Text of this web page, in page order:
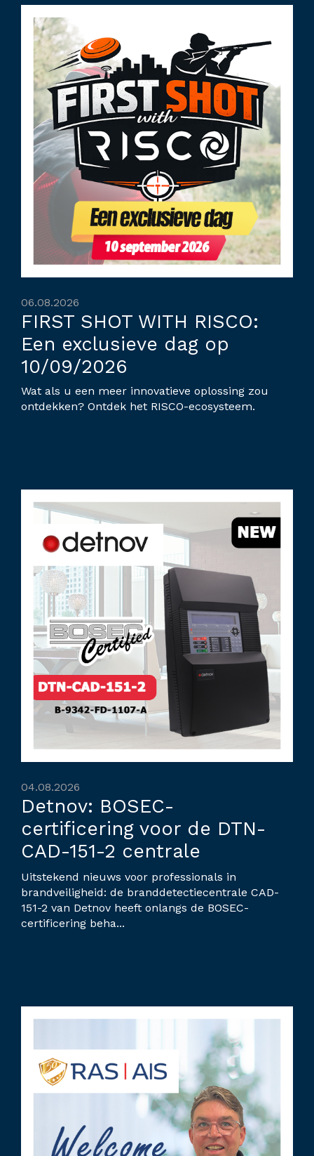
06.08.2026
FIRST SHOT WITH RISCO:
Een exclusieve dag op
10/09/2026
Wat als u een meer innovatieve oplossing zou
ontdekken? Ontdek het RISCO-ecosysteem.
04.08.2026
Detnov: BOSEC-
certificering voor de DTN-
CAD-151-2 centrale
Uitstekend nieuws voor professionals in
brandveiligheid: de branddetectiecentrale CAD-
151-2 van Detnov heeft onlangs de BOSEC-
certificering beha...